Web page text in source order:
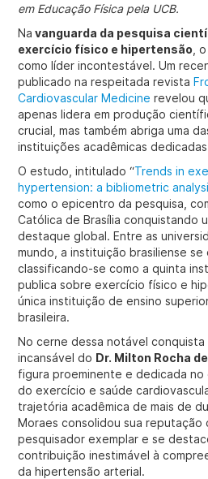
em Educação Física pela UCB.
Na vanguarda da pesquisa
exercício físico e hipertensão ,
como líder incontestável. Um
publicado na respeitada revista
Cardiovascular Medicine revelou
apenas lidera em produção
crucial, mas também abriga uma
instituições acadêmicas
O estudo, intitulado “Trends in
hypertension: a bibliometric
como o epicentro da pesquisa,
Católica de Brasília conquistando
destaque global. Entre as
mundo, a instituição brasiliense se
classificando-se como a quinta
publica sobre exercício físico e
única instituição de ensino
brasileira.
No cerne dessa notável
incansável do Dr. Milton Rocha
figura proeminente e dedicada no
do exercício e saúde
trajetória acadêmica de mais de
Moraes consolidou sua reputação
pesquisador exemplar e se
contribuição inestimável à
da hipertensão arterial.